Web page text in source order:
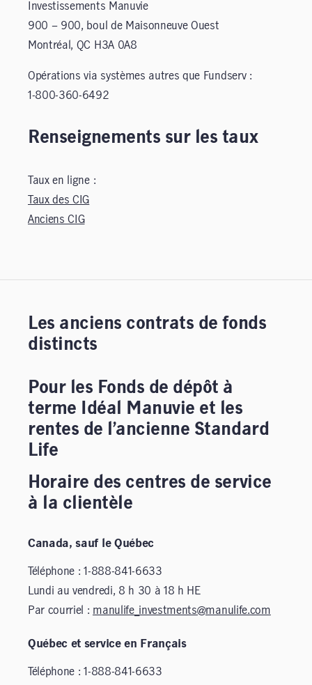
Investissements Manuvie
900 – 900, boul de Maisonneuve Ouest
Montréal, QC H3A 0A8
Opérations via systèmes autres que Fundserv :
1-800-360-6492
Renseignements sur les taux
Taux en ligne :
Taux des CIG
Anciens CIG
Les anciens contrats de fonds
distincts
Pour les Fonds de dépôt à
terme Idéal Manuvie et les
rentes de l’ancienne Standard
Life
Horaire des centres de service
à la clientèle
Canada, sauf le Québec
Téléphone : 1-888-841-6633
Lundi au vendredi, 8 h 30 à 18 h HE
Par courriel : manulife_investments@manulife.com
Québec et service en Français
Téléphone : 1-888-841-6633